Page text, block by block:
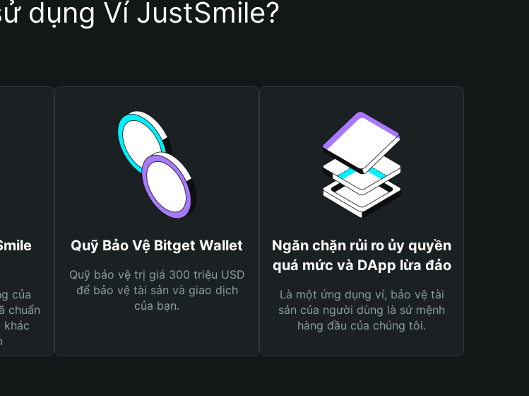
dụng Ví JustSmile?
của
chuẩn
khác
Quỹ Bảo Vệ Bitget Wallet
Quỹ bảo vệ trị giá 300 triệu USD
để bảo vệ tài sản và giao dịch
của bạn.
Ngăn chặn rủi ro ủy quyền
quá mức và DApp lừa đảo
Là một ứng dụng ví, bảo vệ tài
sản của người dùng là sứ mệnh
hàng đầu của chúng tôi.